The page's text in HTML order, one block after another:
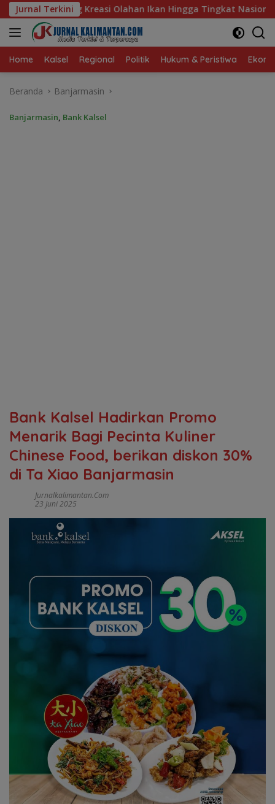
Langsung
ke
konten
Jurnal Terkini
Ikan Hingga Tingkat Nasional Pada Lomba Masak Serba Ikan
Home Kalsel Regional Politik Hukum & Peristiwa
Beranda Banjarmasin
Banjarmasin, Bank Kalsel
Bank Kalsel Hadirkan Promo
Menarik Bagi Pecinta Kuliner
Chinese Food, berikan diskon 30%
di Ta Xiao Banjarmasin
Jurnalkalimantan.com
23 Juni 2025